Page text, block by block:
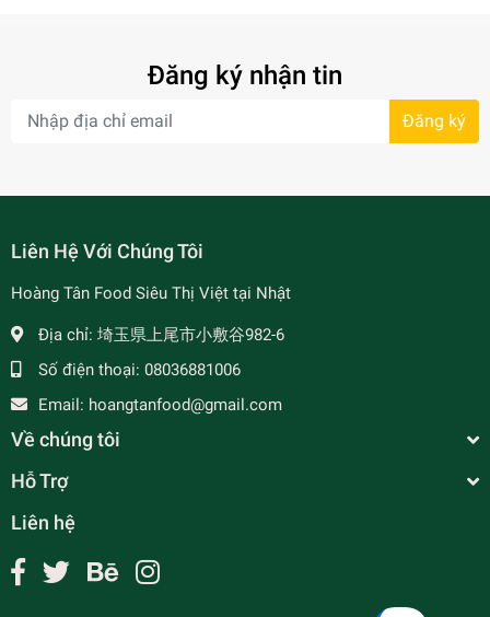
- 7%
Đăng ký nhận tin
Đăng ký
Liên Hệ Với Chúng Tôi
Hoàng Tân Food Siêu Thị Việt tại Nhật
Địa chỉ: 埼玉県上尾市小敷谷982-6
Số điện thoại: 08036881006
Email: hoangtanfood@gmail.com
Về chúng tôi
Hỗ Trợ
Liên hệ
undefined